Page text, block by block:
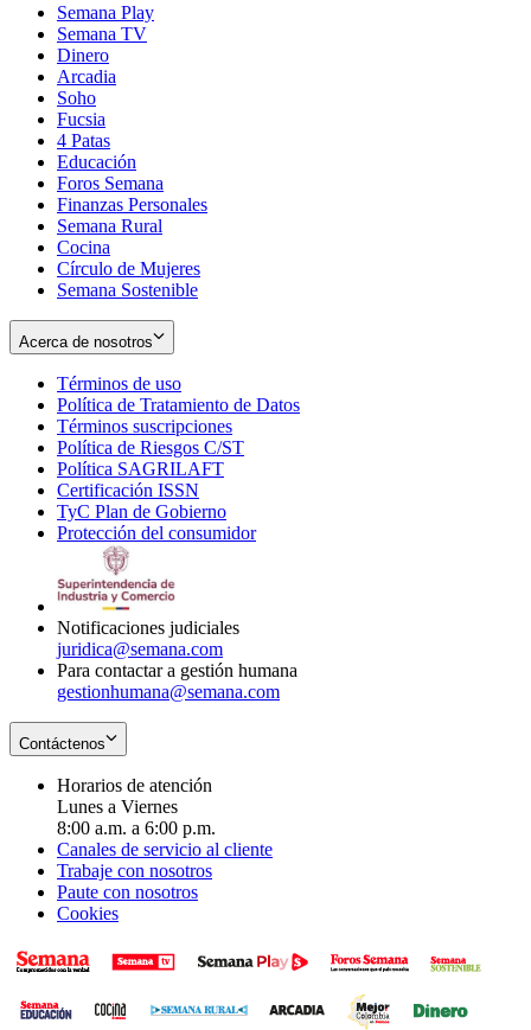
Semana Play
Semana TV
Dinero
Arcadia
Soho
in
new
window
Fucsia
in
new
window
4 Patas
Educación
Foros Semana
Finanzas Personales
Semana Rural
Cocina
Círculo de Mujeres
Semana Sostenible
Acerca de nosotros
Términos de uso
in
new
window
Política de Tratamiento de Datos
Términos suscripciones
in
Política de Riesgos C/ST
Política SAGRILAFT
new
window
Certificación ISSN
in
new
TyC Plan de Gobierno
in
Protección del consumidorOpens
Notificaciones judiciales
juridica@semana.com
Para contactar a gestión humana
gestionhumana@semana.com
Contáctenos
Horarios de atención
Lunes a Viernes
8:00 a.m. a 6:00 p.m.
Canales de servicio al cliente
Trabaje con nosotros
Paute con nosotros
Cookies